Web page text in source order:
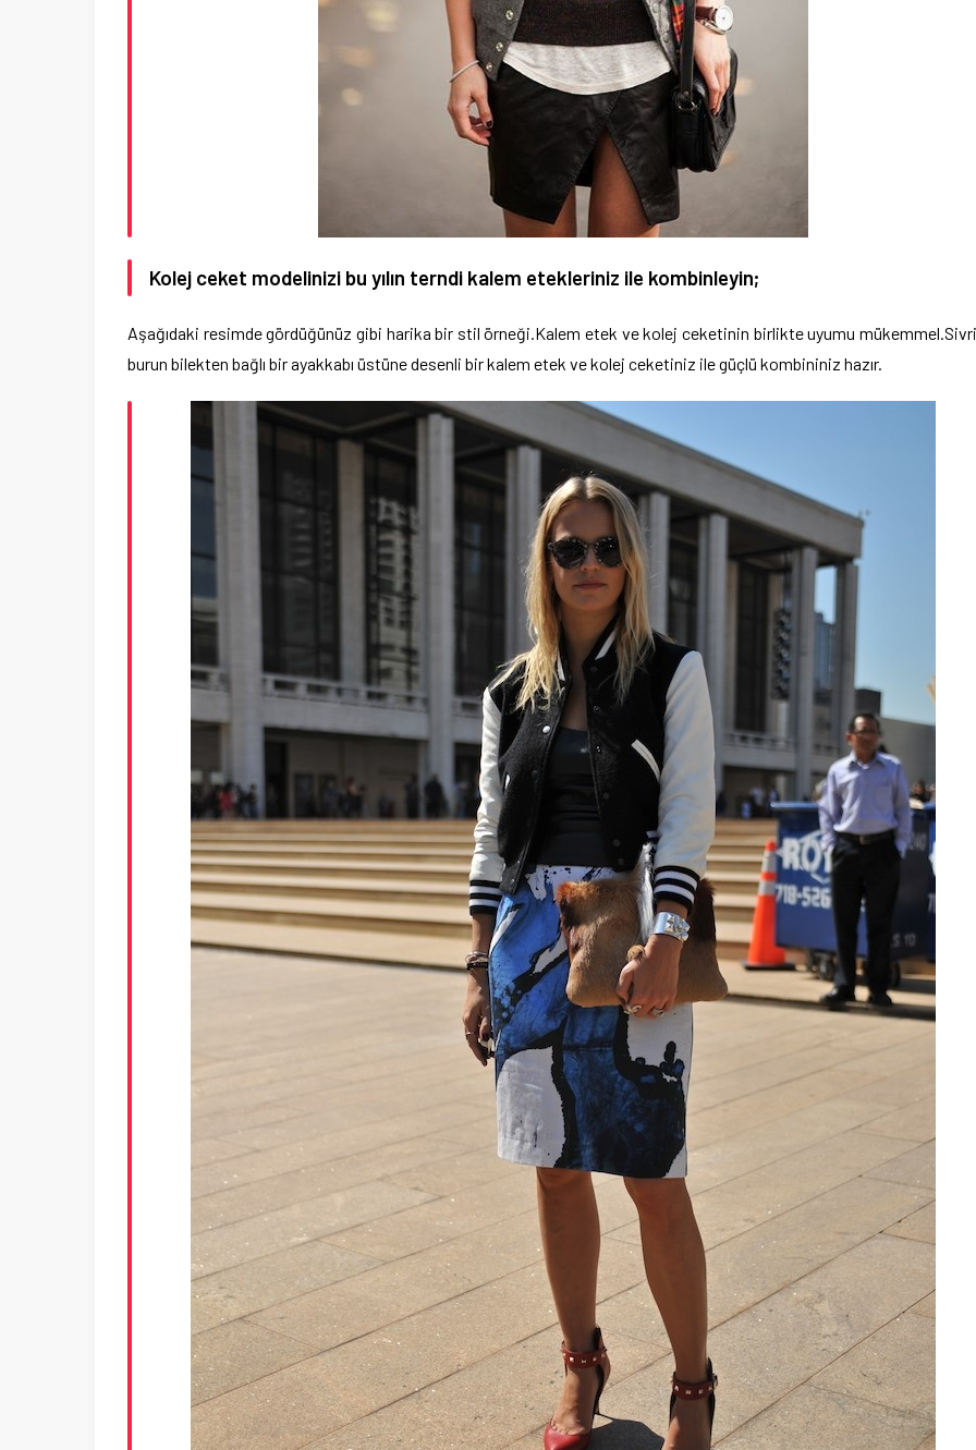
Kolej ceket modelinizi bu yılın terndi kalem etekleriniz ile kombinleyin;
Aşağıdaki resimde gördüğünüz gibi harika bir stil örneği.Kalem etek ve kolej ceketinin birlikte uyumu mükemmel.Sivri
burun bilekten bağlı bir ayakkabı üstüne desenli bir kalem etek ve kolej ceketiniz ile güçlü kombininiz hazır.